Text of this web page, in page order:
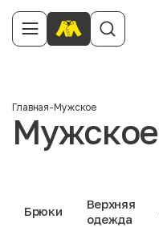
Главная-Мужское
Мужское
Брюки
Верхняя
одежда